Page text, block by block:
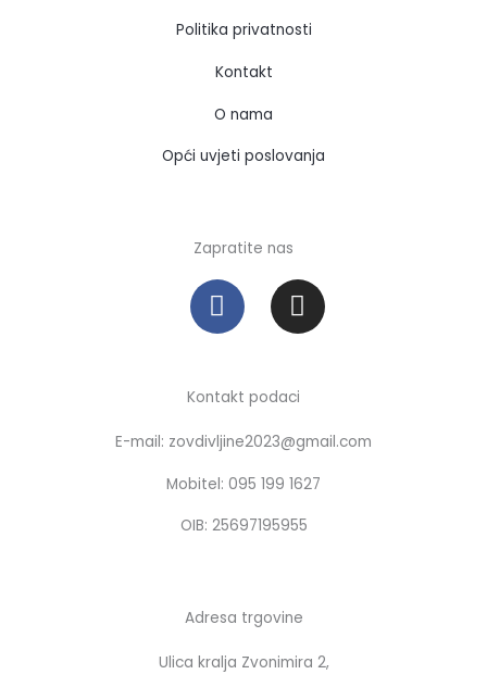
Politika privatnosti
Kontakt
O nama
Opći uvjeti poslovanja
Zapratite nas
F
a
c
b
o
o
k
I
n
s
a
r
a
m
Kontakt podaci
E-mail: zovdivljine2023@gmail.com
Mobitel: 095 199 1627
OIB: 25697195955
Adresa trgovine
Ulica kralja Zvonimira 2,